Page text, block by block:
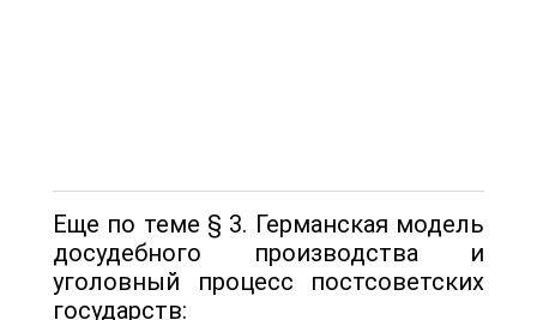
Еще по теме § 3. Германская модель
досудебного производства и
уголовный процесс постсоветских
государств: